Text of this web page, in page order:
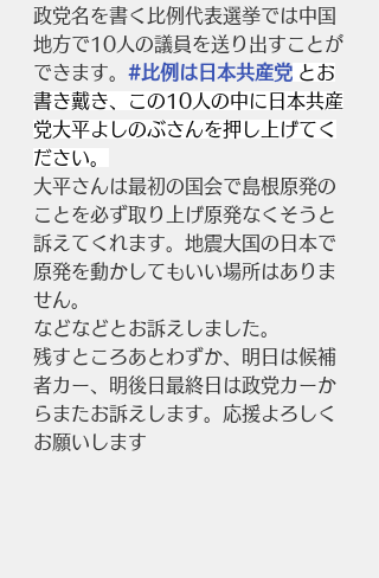
政党名を書く比例代表選挙では中国
地方で10人の議員を送り出すことが
できます。 #比例は日本共産党 とお
書き戴き、この10人の中に日本共産
党大平よしのぶさんを押し上げてく
ださい。
大平さんは最初の国会で島根原発の
ことを必ず取り上げ原発なくそうと
訴えてくれます。地震大国の日本で
原発を動かしてもいい場所はありま
せん。
などなどとお訴えしました。
残すところあとわずか、明日は候補
者カー、明後日最終日は政党カーか
らまたお訴えします。応援よろしく
お願いします